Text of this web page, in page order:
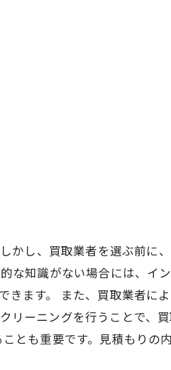
かし、買取業者を選ぶ前に
な知識がない場合には、イ
きます。 また、買取業者に
リーニングを行うことで、
とも重要です。見積もりの